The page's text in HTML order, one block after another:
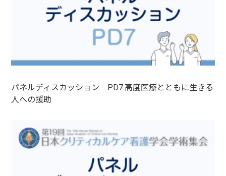
パネルディスカッション PD7.高度医療とともに生きる
人への援助